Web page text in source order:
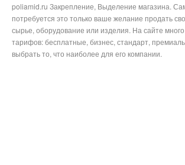
poliamid.ru Закрепление, Выделение магазина.
потребуется это только ваше желание продать
сырье, оборудование или изделия. На сайте
тарифов: бесплатные, бизнес, стандарт,
выбрать то, что наиболее для его компании.